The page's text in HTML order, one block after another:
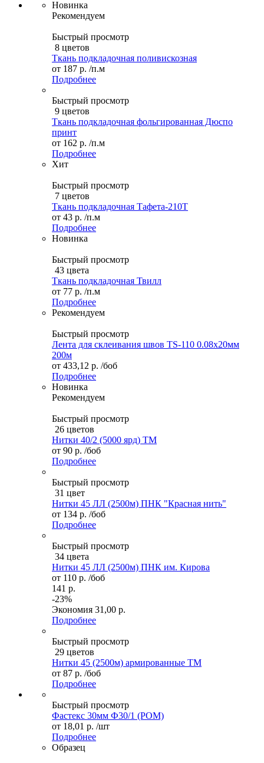
Новинка
Рекомендуем
Быстрый просмотр
8 цветов
Ткань подкладочная поливискозная
от 187 р. /п.м
Подробнее
Быстрый просмотр
9 цветов
Ткань подкладочная фольгированная Дюспо
принт
от 162 р. /п.м
Подробнее
Хит
Быстрый просмотр
7 цветов
Ткань подкладочная Тафета-210T
от 43 р. /п.м
Подробнее
Новинка
Быстрый просмотр
43 цвета
Ткань подкладочная Твилл
от 77 р. /п.м
Подробнее
Рекомендуем
Быстрый просмотр
Лента для склеивания швов TS-110 0.08х20мм
200м
от 433,12 р. /боб
Подробнее
Новинка
Рекомендуем
Быстрый просмотр
26 цветов
Нитки 40/2 (5000 ярд) ТМ
от 90 р. /боб
Подробнее
Быстрый просмотр
31 цвет
Нитки 45 ЛЛ (2500м) ПНК "Красная нить"
от 134 р. /боб
Подробнее
Быстрый просмотр
34 цвета
Нитки 45 ЛЛ (2500м) ПНК им. Кирова
от 110 р. /боб
141 р.
-23%
Экономия 31,00 р.
Подробнее
Быстрый просмотр
29 цветов
Нитки 45 (2500м) армированные ТМ
от 87 р. /боб
Подробнее
Быстрый просмотр
Фастекс 30мм Ф30/1 (POM)
от 18,01 р. /шт
Подробнее
Образец